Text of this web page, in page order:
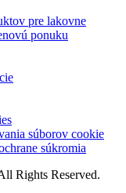
pre lakovne
ponuku
súborov cookie
súkromia
Rights Reserved.